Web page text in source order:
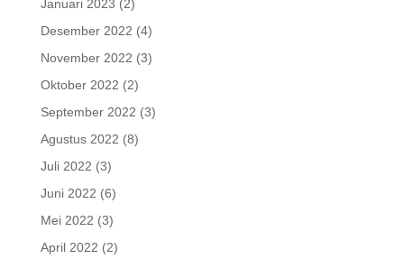
Januari 2023 (2)
Desember 2022 (4)
November 2022 (3)
Oktober 2022 (2)
September 2022 (3)
Agustus 2022 (8)
Juli 2022 (3)
Juni 2022 (6)
Mei 2022 (3)
April 2022 (2)